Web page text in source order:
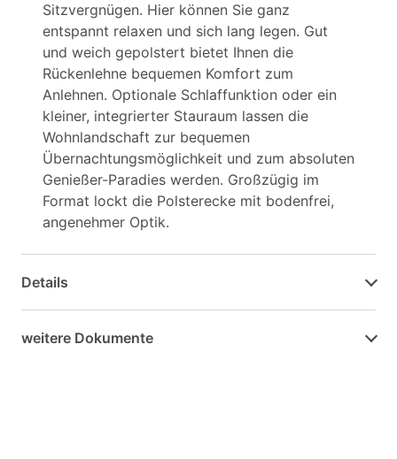
Sitzvergnügen. Hier können Sie ganz
entspannt relaxen und sich lang legen. Gut
und weich gepolstert bietet Ihnen die
Rückenlehne bequemen Komfort zum
Anlehnen. Optionale Schlaffunktion oder ein
kleiner, integrierter Stauraum lassen die
Wohnlandschaft zur bequemen
Übernachtungsmöglichkeit und zum absoluten
Genießer-Paradies werden. Großzügig im
Format lockt die Polsterecke mit bodenfrei,
angenehmer Optik.
Details
weitere Dokumente